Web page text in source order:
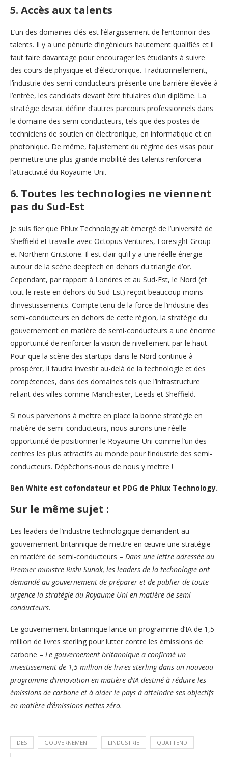
5. Accès aux talents
L’un des domaines clés est l’élargissement de l’entonnoir des
talents. Il y a une pénurie d’ingénieurs hautement qualifiés et il
faut faire davantage pour encourager les étudiants à suivre
des cours de physique et d’électronique. Traditionnellement,
l’industrie des semi-conducteurs présente une barrière élevée à
l’entrée, les candidats devant être titulaires d’un diplôme. La
stratégie devrait définir d’autres parcours professionnels dans
le domaine des semi-conducteurs, tels que des postes de
techniciens de soutien en électronique, en informatique et en
photonique. De même, l’ajustement du régime des visas pour
permettre une plus grande mobilité des talents renforcera
l’attractivité du Royaume-Uni.
6. Toutes les technologies ne viennent
pas du Sud-Est
Je suis fier que Phlux Technology ait émergé de l’université de
Sheffield et travaille avec Octopus Ventures, Foresight Group
et Northern Gritstone. Il est clair qu’il y a une réelle énergie
autour de la scène deeptech en dehors du triangle d’or.
Cependant, par rapport à Londres et au Sud-Est, le Nord (et
tout le reste en dehors du Sud-Est) reçoit beaucoup moins
d’investissements. Compte tenu de la force de l’industrie des
semi-conducteurs en dehors de cette région, la stratégie du
gouvernement en matière de semi-conducteurs a une énorme
opportunité de renforcer la vision de nivellement par le haut.
Pour que la scène des startups dans le Nord continue à
prospérer, il faudra investir au-delà de la technologie et des
compétences, dans des domaines tels que l’infrastructure
reliant des villes comme Manchester, Leeds et Sheffield.
Si nous parvenons à mettre en place la bonne stratégie en
matière de semi-conducteurs, nous aurons une réelle
opportunité de positionner le Royaume-Uni comme l’un des
centres les plus attractifs au monde pour l’industrie des semi-
conducteurs. Dépêchons-nous de nous y mettre !
Ben White est cofondateur et PDG de Phlux Technology.
Sur le même sujet :
Les leaders de l’industrie technologique demandent au
gouvernement britannique de mettre en œuvre une stratégie
en matière de semi-conducteurs – Dans une lettre adressée au
Premier ministre Rishi Sunak, les leaders de la technologie ont
demandé au gouvernement de préparer et de publier de toute
urgence la stratégie du Royaume-Uni en matière de semi-
conducteurs.
Le gouvernement britannique lance un programme d’IA de 1,5
million de livres sterling pour lutter contre les émissions de
carbone – Le gouvernement britannique a confirmé un
investissement de 1,5 million de livres sterling dans un nouveau
programme d’innovation en matière d’IA destiné à réduire les
émissions de carbone et à aider le pays à atteindre ses objectifs
en matière d’émissions nettes zéro.
DES GOUVERNEMENT LINDUSTRIE QUATTEND